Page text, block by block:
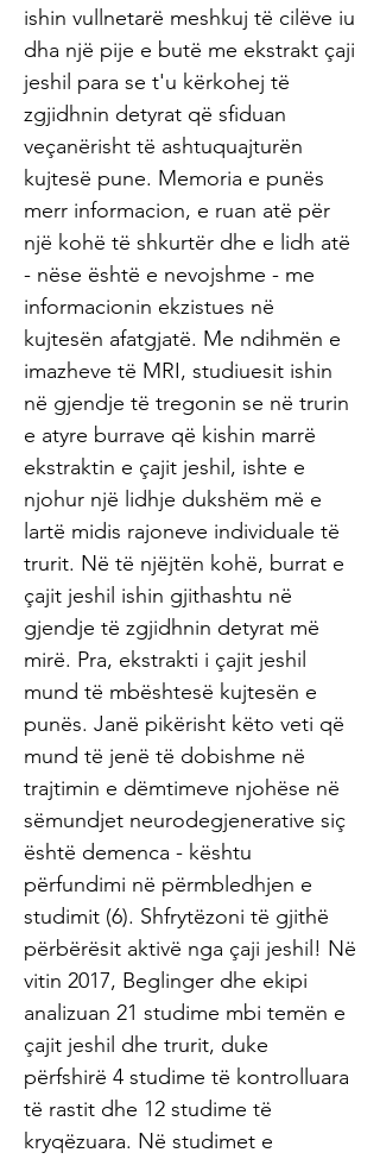
ishin vullnetarë meshkuj të cilëve iu
dha një pije e butë me ekstrakt çaji
jeshil para se t'u kërkohej të
zgjidhnin detyrat që sfiduan
veçanërisht të ashtuquajturën
kujtesë pune. Memoria e punës
merr informacion, e ruan atë për
një kohë të shkurtër dhe e lidh atë
- nëse është e nevojshme - me
informacionin ekzistues në
kujtesën afatgjatë. Me ndihmën e
imazheve të MRI, studiuesit ishin
në gjendje të tregonin se në trurin
e atyre burrave që kishin marrë
ekstraktin e çajit jeshil, ishte e
njohur një lidhje dukshëm më e
lartë midis rajoneve individuale të
trurit. Në të njëjtën kohë, burrat e
çajit jeshil ishin gjithashtu në
gjendje të zgjidhnin detyrat më
mirë. Pra, ekstrakti i çajit jeshil
mund të mbështesë kujtesën e
punës. Janë pikërisht këto veti që
mund të jenë të dobishme në
trajtimin e dëmtimeve njohëse në
sëmundjet neurodegjenerative siç
është demenca - kështu
përfundimi në përmbledhjen e
studimit (6). Shfrytëzoni të gjithë
përbërësit aktivë nga çaji jeshil! Në
vitin 2017, Beglinger dhe ekipi
analizuan 21 studime mbi temën e
çajit jeshil dhe trurit, duke
përfshirë 4 studime të kontrolluara
të rastit dhe 12 studime të
kryqëzuara. Në studimet e